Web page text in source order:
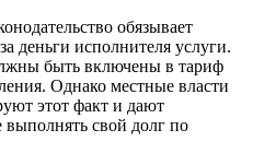
обязывает
деньги исполнителя услуги.
быть включены в тариф
Однако местные власти
этот факт и дают
свой долг по